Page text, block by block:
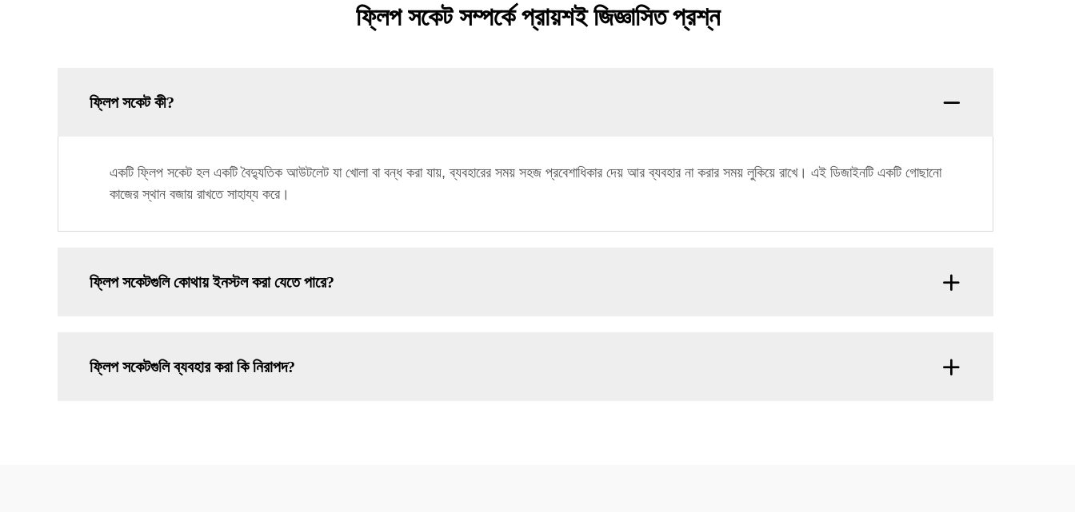
ফ্লিপ সকেট সম্পর্কে প্রায়শই জিজ্ঞাসিত প্রশ্ন
ফ্লিপ সকেট কী?
একটি ফ্লিপ সকেট হল একটি বৈদ্যুতিক আউটলেট যা খোলা বা বন্ধ করা যায়, ব্যবহারের সময় সহজ প্রবেশাধিকার দেয় আর ব্যবহার না করার সময় লুকিয়ে রাখে। এই ডিজাইনটি একটি গোছানো
কাজের স্থান বজায় রাখতে সাহায্য করে।
ফ্লিপ সকেটগুলি কোথায় ইনস্টল করা যেতে পারে?
ফ্লিপ সকেটগুলি ব্যবহার করা কি নিরাপদ?